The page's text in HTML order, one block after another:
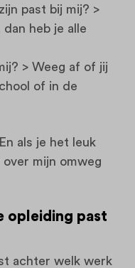
past bij mij? >
heb je alle
> Weeg af of jij
of in de
als je het leuk
mijn omweg
opleiding past
achter welk werk